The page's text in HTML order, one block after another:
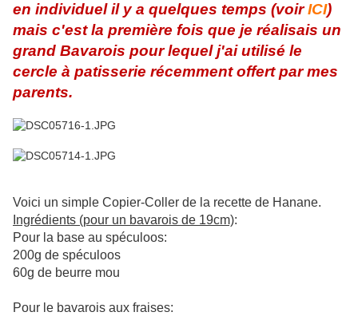
en individuel il y a quelques temps (voirICI)
mais c'est la première fois que je réalisais un
grand Bavarois pour lequel j'ai utilisé le
cercle à patisserie récemment offert par mes
parents.
Voici un simple Copier-Coller de la recette de Hanane.
Ingrédients (pour un bavarois de 19cm):
Pour la base au spéculoos:
200g de spéculoos
60g de beurre mou
Pour le bavarois aux fraises: